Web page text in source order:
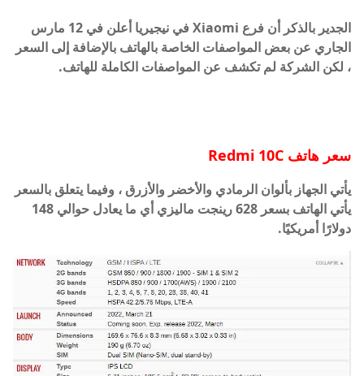
الجدير بالذكر أن فرع Xiaomi في نيجيريا أعلن في 12 مارس
الجاري عن بعض المواصفات الخاصة بالهاتف بالإضافة إلى السعر
، لكن الشركة لم تكشف عن المواصفات الكاملة للهاتف.
سعر هاتف Redmi 10C
يأتي الجهاز بألوان الرمادي والأخضر والأزرق ، وفيما يتعلق بالسعر
يأتي الهاتف بسعر 628 رينجت ماليزي أي ما يعادل حوالي 148
دولارًا أمريكيًا.